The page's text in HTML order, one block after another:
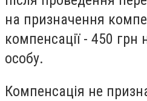
на призначення
компенсації - 450 грн
особу.
Компенсація не